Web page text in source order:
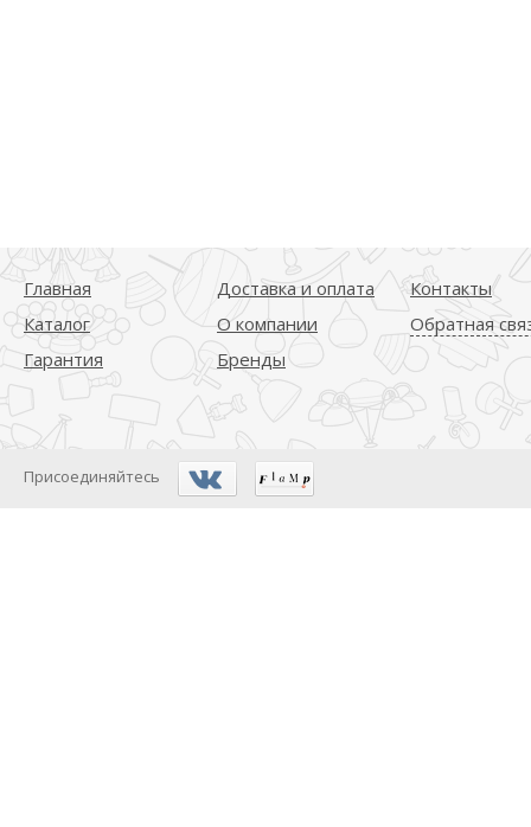
Главная
Каталог
Гарантия
Доставка и оплата
О компании
Бренды
Контакты
Обратная
Присоединяйтесь